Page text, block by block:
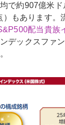
で約907億米
もあります。
配当貴族
ンデックスファ